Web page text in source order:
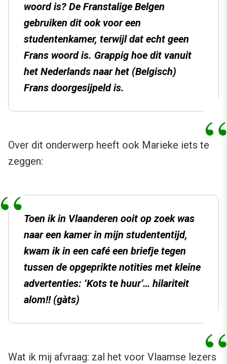
woord is? De Franstalige Belgen
gebruiken dit ook voor een
studentenkamer, terwijl dat echt geen
Frans woord is. Grappig hoe dit vanuit
het Nederlands naar het (Belgisch)
Frans doorgesijpeld is.
Over dit onderwerp heeft ook Marieke iets te
zeggen:
Toen ik in Vlaanderen ooit op zoek was
naar een kamer in mijn studententijd,
kwam ik in een café een briefje tegen
tussen de opgeprikte notities met kleine
advertenties: ‘Kots te huur’… hilariteit
alom!! (gàts)
Wat ik mij afvraag: zal het voor Vlaamse lezers